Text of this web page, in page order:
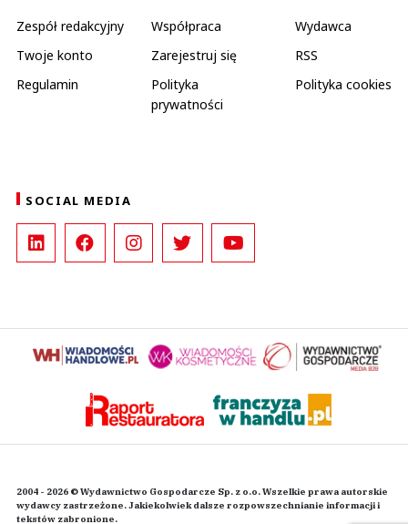
Zespół redakcyjny Współpraca
Wydawca
Twoje konto
Zarejestruj się
RSS
Regulamin
Polityka
prywatności
Polityka cookies
SOCIAL MEDIA
2004 - 2026 © Wydawnictwo Gospodarcze Sp. z o.o. Wszelkie prawa autorskie
wydawcy zastrzeżone. Jakiekolwiek dalsze rozpowszechnianie informacji i
tekstów zabronione.